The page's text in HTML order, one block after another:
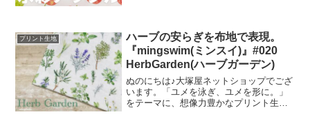
のオックスプリント」です
プリント生地
ハーブの安らぎを布地で表現。
『mingswim(ミンスイ)』#020
HerbGarden(ハーブガーデン)
ぬのにちは♪大塚屋ネットショップでござ
います。「ユメを泳ぎ、ユメを形に。」
をテーマに、想像力豊かなプリント生地